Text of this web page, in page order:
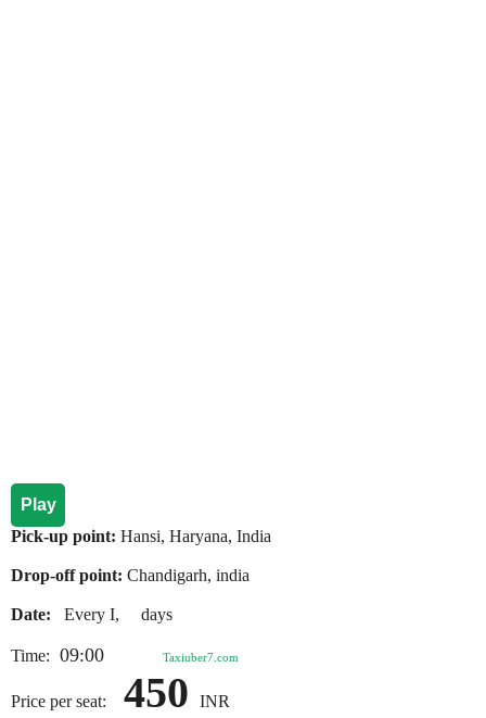
Play
Pick-up point: Hansi, Haryana, India
Drop-off point: Chandigarh, india
Date: Every I, days
Time: 09:00 Taxiuber7.com
Price per seat: 450 INR